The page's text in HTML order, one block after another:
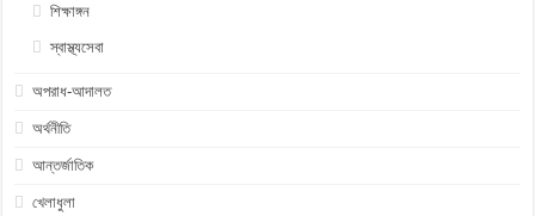
শিক্ষাঙ্গন
স্বাস্থ্যসেবা
অপরাধ-আদালত
অর্থনীতি
আন্তর্জাতিক
খেলাধুলা